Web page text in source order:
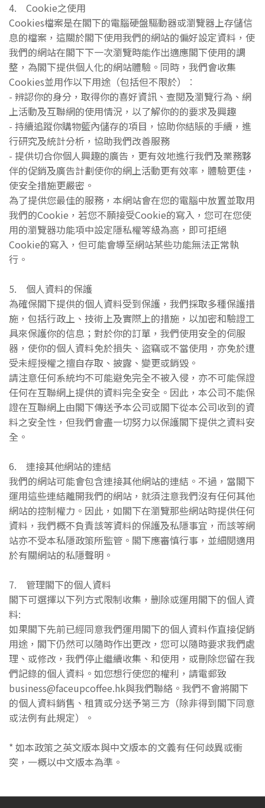
4. Cookie之使用
Cookies檔案是在閣下的電腦硬盤驅動器或瀏覽器上存儲信
息的檔案，這關於閣下使用我們的網站的偏好設定資料，使
我們的網站在閣下下一次瀏覽時能作出適應閣下使用的調
整，為閣下提供個人化的網站體驗。同時，我們會收集
Cookies並用作以下用途（包括但不限於）︰
- 辨認你的身分，取得你的喜好資訊、查閱及瀏覽行為、網
上活動及互聯網的使用情況，以了解你的的要求及興趣
- 持續追蹤你購物籃內儲存的項目，協助你結賬的手續，進
行研究及統計分析，協助我們改善服務
- 提供切合你個人興趣的廣告，更有效地進行我們及業務夥
伴的促銷及廣告計劃使你的網上活動更有效率，體驗更佳，
使安全措施更嚴密。
為了提供您最佳的服務，本網站會在您的電腦中放置並取用
我們的Cookie，若您不願接受Cookie的寫入，您可在您使
用的瀏覽器功能項中設定隱私權等級為高，即可拒絕
Cookie的寫入，但可能會導至網站某些功能無法正常執
行。
5. 個人資料的保護
為確保閣下提供的個人資料受到保護，我們採取多種保護措
施，包括行政上、技術上及實際上的措施，以加密和驗證工
具來保護你的信息；對於你的訂單，我們使用安全的伺服
器，使你的個人資料免於損失、盜竊或不當使用，亦免於遭
受未經授權之擅自存取、披露、變更或銷毀。
請注意任何系統均不可能避免完全不被入侵，亦不可能保證
任何在互聯網上提供的資料完全安全。因此，本公司不能保
證在互聯網上由閣下傳送予本公司或閣下從本公司收到的資
料之安全性，但我們會盡一切努力以保護閣下提供之資料安
全。
6. 連接其他網站的連結
我們的網站可能會包含連接其他網站的連結。不過，當閣下
運用這些連結離開我們的網站，就須注意我們沒有任何其他
網站的控制權力。因此，如閣下在瀏覽那些網站時提供任何
資料，我們概不負責該等資料的保護及私隱事宜，而該等網
站亦不受本私隱政策所監管。閣下應審慎行事，並細閱適用
於有關網站的私隱聲明。
7. 管理閣下的個人資料
閣下可選擇以下列方式限制收集，删除或運用閣下的個人資
料:
如果閣下先前已經同意我們運用閣下的個人資料作直接促銷
用途，閣下仍然可以隨時作出更改，您可以隨時要求我們處
理、或修改，我們停止繼續收集、和使用，或刪除您留在我
們記錄的個人資料。如您想行使您的權利，請電郵致
business@faceupcoffee.hk與我們聯絡。我們不會將閣下
的個人資料銷售、租賃或分送予第三方（除非得到閣下同意
或法例有此規定）。
* 如本政策之英文版本與中文版本的文義有任何歧異或衝
突，一概以中文版本為準。